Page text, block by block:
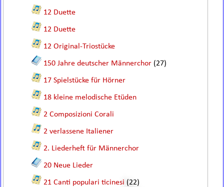
12 Duette
12 Duette
12 Original-Triostücke
150 Jahre deutscher Männerchor (27)
17 Spielstücke für Hörner
18 kleine melodische Etüden
2 Composizioni Corali
2 verlassene Italiener
2. Liederheft für Männerchor
20 Neue Lieder
21 Canti populari ticinesi (22)